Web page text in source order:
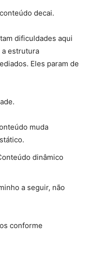
decai.
dificuldades aqui
a estrutura
Eles param de
muda
dinâmico
a seguir, não
conforme